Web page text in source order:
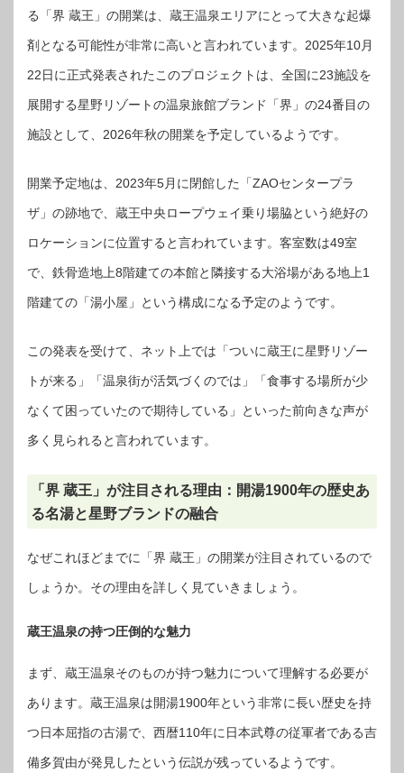
る「界 蔵王」の開業は、蔵王温泉エリアにとって大きな起爆
剤となる可能性が非常に高いと言われています。2025年10月
22日に正式発表されたこのプロジェクトは、全国に23施設を
展開する星野リゾートの温泉旅館ブランド「界」の24番目の
施設として、2026年秋の開業を予定しているようです。
開業予定地は、2023年5月に閉館した「ZAOセンタープラ
ザ」の跡地で、蔵王中央ロープウェイ乗り場脇という絶好の
ロケーションに位置すると言われています。客室数は49室
で、鉄骨造地上8階建ての本館と隣接する大浴場がある地上1
階建ての「湯小屋」という構成になる予定のようです。
この発表を受けて、ネット上では「ついに蔵王に星野リゾー
トが来る」「温泉街が活気づくのでは」「食事する場所が少
なくて困っていたので期待している」といった前向きな声が
多く見られると言われています。
「界 蔵王」が注目される理由：開湯1900年の歴史あ
る名湯と星野ブランドの融合
なぜこれほどまでに「界 蔵王」の開業が注目されているので
しょうか。その理由を詳しく見ていきましょう。
蔵王温泉の持つ圧倒的な魅力
まず、蔵王温泉そのものが持つ魅力について理解する必要が
あります。蔵王温泉は開湯1900年という非常に長い歴史を持
つ日本屈指の古湯で、西暦110年に日本武尊の従軍者である吉
備多賀由が発見したという伝説が残っているようです。